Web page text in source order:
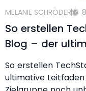
MELANIE SCHRÖDER
So erstellen
Blog – der
So erstellen
ultimative